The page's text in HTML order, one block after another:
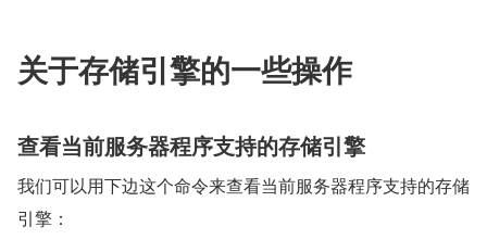
关于存储引擎的一些操作
查看当前服务器程序支持的存储引擎
我们可以用下边这个命令来查看当前服务器程序支持的存储
引擎：